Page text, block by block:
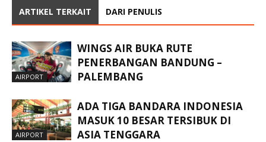
ARTIKEL TERKAIT DARI PENULIS
AIRPORT
WINGS AIR BUKA RUTE
PENERBANGAN BANDUNG –
PALEMBANG
AIRPORT
ADA TIGA BANDARA INDONESIA
MASUK 10 BESAR TERSIBUK DI
ASIA TENGGARA